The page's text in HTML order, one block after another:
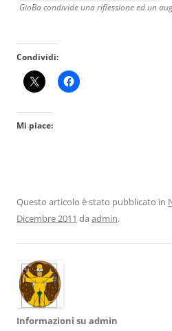
GioBa condivide una riflessione ed un
Condividi:
Mi piace:
Questo articolo è stato pubblicato in
Dicembre 2011 da admin.
Informazioni su admin